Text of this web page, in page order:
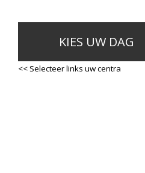
KIES UW DAG
<< Selecteer links uw centra